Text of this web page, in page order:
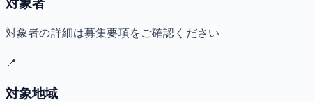
対象者の詳細は募集要項をご確認ください
📍
対象地域